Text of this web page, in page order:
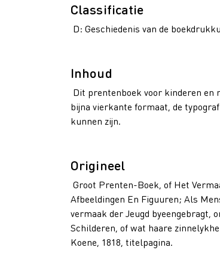
Classificatie
D: Geschiedenis van de
Inhoud
Dit prentenboek voor kinderen en
bijna vierkante formaat, de
kunnen zijn.
Origineel
Groot Prenten-Boek, of Het
Afbeeldingen En Figuuren; Als
vermaak der Jeugd byeengebragt,
Schilderen, of wat haare
Koene, 1818, titelpagina.